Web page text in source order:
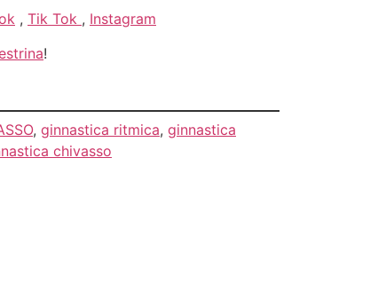
, Tik Tok , Instagram
!
, ginnastica ritmica, ginnastica
chivasso